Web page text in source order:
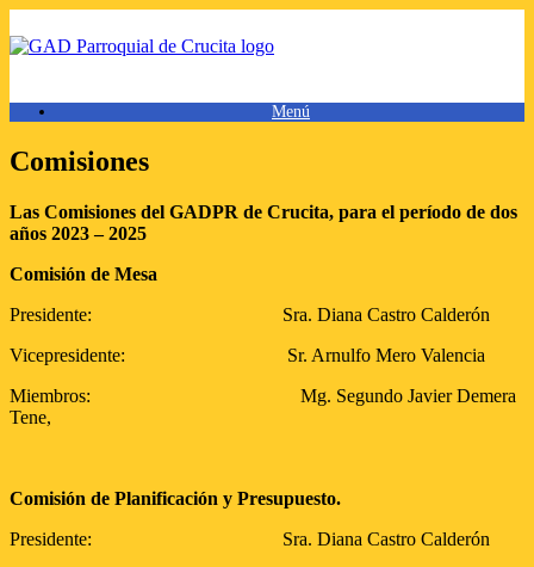
al
contenido
Menú
Comisiones
Las Comisiones del GADPR de Crucita, para el período de dos
años 2023 – 2025
Comisión de Mesa
Presidente: Sra. Diana Castro Calderón
Vicepresidente: Sr. Arnulfo Mero Valencia
Miembros: Mg. Segundo Javier Demera
Tene,
Comisión de Planificación y Presupuesto.
Presidente: Sra. Diana Castro Calderón